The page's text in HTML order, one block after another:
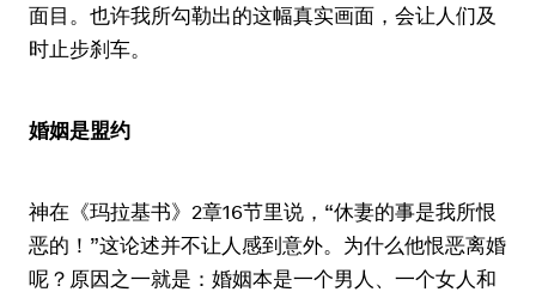
面目。也许我所勾勒出的这幅真实画面，会让人们及
时止步刹车。
婚姻是盟约
神在《玛拉基书》2章16节里说，“休妻的事是我所恨
恶的！”这论述并不让人感到意外。为什么他恨恶离婚
呢？原因之一就是：婚姻本是一个男人、一个女人和